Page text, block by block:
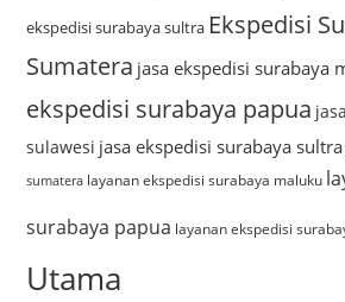
ekspedisi surabaya sultra Ekspedisi
Sumatera jasa ekspedisi surabaya
ekspedisi surabaya papua
sulawesi jasa ekspedisi surabaya sultra
sumatera layanan ekspedisi surabaya maluku
surabaya papua layanan ekspedisi
Utama